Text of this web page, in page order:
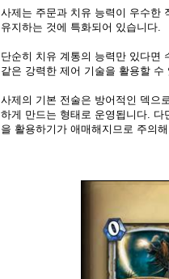
사제는 주문과 치유 능력이 우수한
유지하는 것에 특화되어 있습니다.
단순히 치유 계통의 능력만 있다면
같은 강력한 제어 기술을 활용할
사제의 기본 전술은 방어적인 덱으
하게 만드는 형태로 운영됩니다.
을 활용하기가 애매해지므로 주의